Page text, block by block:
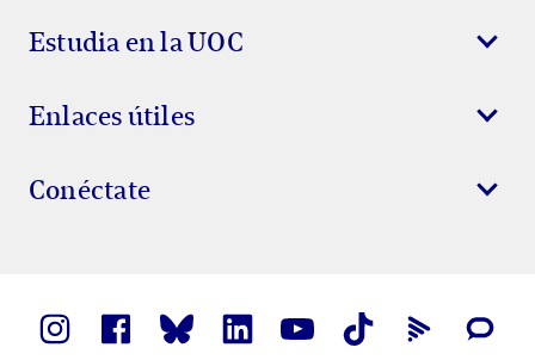
Estudia en la UOC
Enlaces útiles
Conéctate